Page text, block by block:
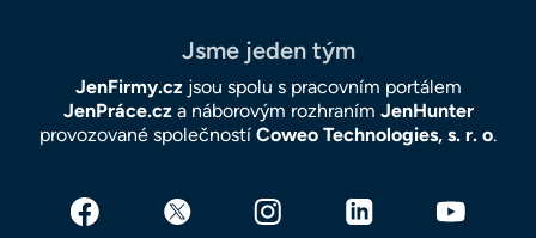
Jsme jeden tým
JenFirmy.czjsou spolu s pracovním portálem
JenPráce.cza náborovým rozhraním JenHunter
provozované společností Coweo Technologies, s. r. o.